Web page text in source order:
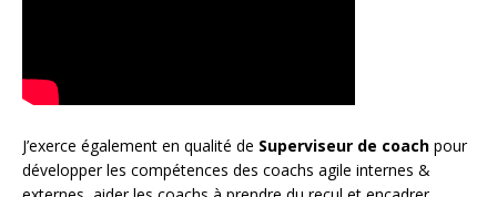
J’exerce également en qualité de Superviseur de coach pour
développer les compétences des coachs agile internes &